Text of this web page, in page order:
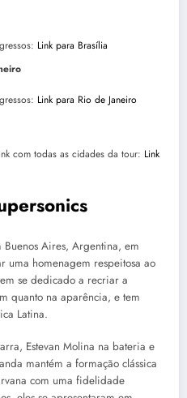
Link para Brasília
Link para Rio de Janeiro
com todas as cidades da tour: Link
Buenos Aires, Argentina, em
uma homenagem respeitosa ao
se dedicado a recriar a
quanto na aparência, e tem
Latina.
Estevan Molina na bateria e
mantém a formação clássica
com uma fidelidade